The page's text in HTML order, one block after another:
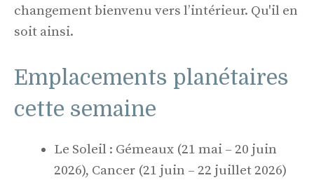
changement bienvenu vers l’intérieur. Qu'il en
soit ainsi.
Emplacements planétaires
cette semaine
Le Soleil : Gémeaux (21 mai – 20 juin
2026), Cancer (21 juin – 22 juillet 2026)